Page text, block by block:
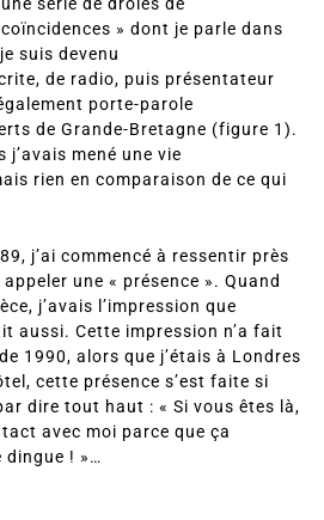
série de drôles de
» dont je parle dans
suis devenu
de radio, puis présentateur
porte-parole
de Grande-Bretagne (figure 1).
j’avais mené une vie
rien en comparaison de ce qui
j’ai commencé à ressentir près
une « présence ». Quand
j’avais l’impression que
aussi. Cette impression n’a fait
1990, alors que j’étais à Londres
cette présence s’est faite si
dire tout haut : « Si vous êtes là,
avec moi parce que ça
dingue ! »…